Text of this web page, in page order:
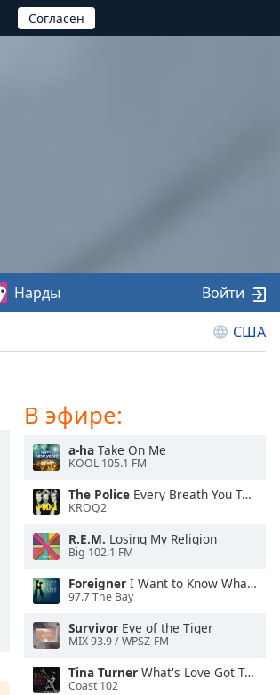
США
Нарды Войти
В эфире:
a-ha Take On Me
KOOL 105.1 FM
The Police Every Breath You Take
KROQ2
R.E.M. Losing My Religion
Big 102.1 FM
Foreigner I Want to Know What Love Is
97.7 The Bay
Survivor Eye of the Tiger
MIX 93.9 / WPSZ-FM
Tina Turner What's Love Got To Do With It
Coast 102